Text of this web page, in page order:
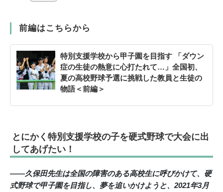
前編はこちらから
特別支援学校から甲子園を目指す 「ダウン
症の生徒の熱意に心打たれて…」全国初、
夏の高校野球予選に挑戦した教員と生徒の
物語＜前編＞
とにかく特別支援学校の子を硬式野球で大会に出
してあげたい！
――久保田先生は全国の障害のある高校生に呼びかけて、硬
式野球で甲子園を目指し、夢を追いかけようと、2021年3月